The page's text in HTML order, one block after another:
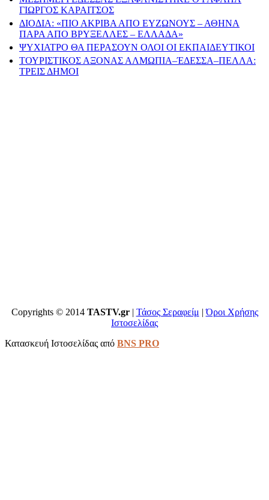
ΓΙΩΡΓΟΣ ΚΑΡΑΙΤΣΟΣ
ΔΙΟΔΙΑ: «ΠΙΟ ΑΚΡΙΒΑ ΑΠΟ ΕΥΖΩΝΟΥΣ – ΑΘΗΝΑ
ΠΑΡΑ ΑΠΟ ΒΡΥΞΕΛΛΕΣ – ΕΛΛΑΔΑ»
ΨΥΧΙΑΤΡΟ ΘΑ ΠΕΡΑΣΟΥΝ ΟΛΟΙ ΟΙ ΕΚΠΑΙΔΕΥΤΙΚΟΙ
ΤΟΥΡΙΣΤΙΚΟΣ ΑΞΟΝΑΣ ΑΛΜΩΠΙΑ–ΈΔΕΣΣΑ–ΠΕΛΛΑ:
ΤΡΕΙΣ ΔΗΜΟΙ
Copyrights © 2014 TASTV.gr| Τάσος Σεραφείμ |Όροι Χρήσης
Ιστοσελίδας
Κατασκευή Ιστοσελίδας από BNS PRO